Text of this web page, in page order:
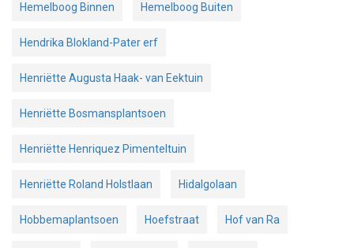
Hemelboog Binnen Hemelboog Buiten
Hendrika Blokland-Pater erf
Henriëtte Augusta Haak- van Eektuin
Henriëtte Bosmansplantsoen
Henriëtte Henriquez Pimenteltuin
Henriëtte Roland Holstlaan Hidalgolaan
Hobbemaplantsoen Hoefstraat Hof van Ra